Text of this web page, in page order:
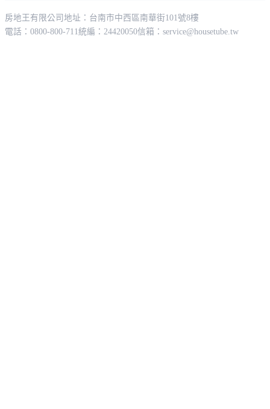
房地王有限公司 地址：台南市中西區南華街101號8樓
電話：0800-800-711統編：24420050信箱： service@housetube.tw